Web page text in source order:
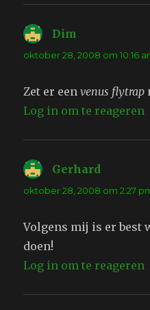
Dim
oktober 28, 2008 om 10:16
Zet er eenvenus flytrap
Log in om te reageren
Gerhard
oktober 28, 2008 om 2:27
Volgens mij is er best
doen!
Log in om te reageren